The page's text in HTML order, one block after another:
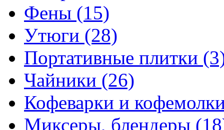
Фены (15)
Утюги (28)
Портативные плитки
Чайники (26)
Кофеварки и
Миксеры, блендеры